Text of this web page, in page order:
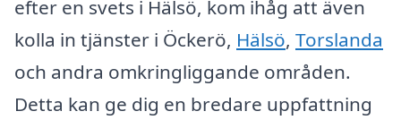
efter en svets i Hälsö, kom ihåg att även
kolla in tjänster i Öckerö, Hälsö, Torslanda
och andra omkringliggande områden.
Detta kan ge dig en bredare uppfattning